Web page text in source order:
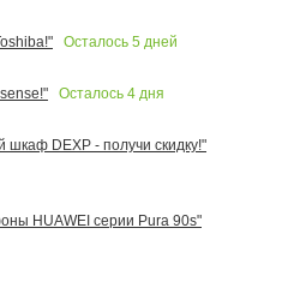
Осталось 5 дней
Осталось 4 дня
шкаф DEXP - получи скидку!"
HUAWEI серии Pura 90s"